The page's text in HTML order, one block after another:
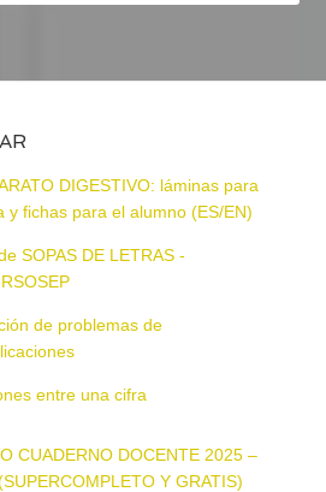
DIGESTIVO: láminas para
y fichas para el alumno (ES/EN)
SOPAS DE LETRAS -
de problemas de
entre una cifra
CUADERNO DOCENTE 2025 –
Y GRATIS)